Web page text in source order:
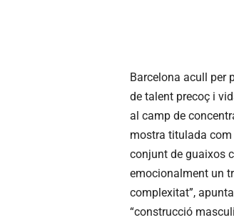
Barcelona acull per
de talent precoç i
al camp de
mostra titulada
conjunt de guaixos
emocionalment un
complexitat”,
“construcció